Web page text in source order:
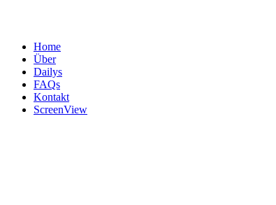
Home
Über
Dailys
FAQs
Kontakt
ScreenView